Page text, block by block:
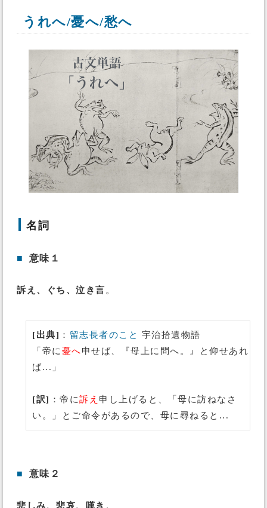
うれへ/憂へ/愁へ
名詞
■ 意味１
訴え、ぐち、泣き言。
[出典] ： 留志長者のこと
宇治拾遺物語
「帝に憂へ申せば、『母上に問へ。』と仰せあれ
ば...」
[訳] ：帝に訴え 申し上げると、「母に訪ねなさ
い。」とご命令があるので、母に尋ねると...
■ 意味２
悲しみ、悲哀、嘆き 。